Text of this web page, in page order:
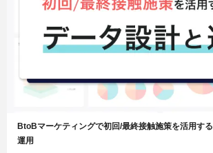
BtoBマーケティングで初回/最終接触施策を活用す
運用